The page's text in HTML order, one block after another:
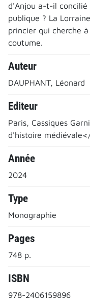
d'Anjou a-t-il concilié
publique ? La
princier qui cherche
coutume.
Auteur
DAUPHANT, Léonard
Editeur
Paris, Cassiques
d'histoire
Année
2024
Type
Monographie
Pages
748 p.
ISBN
978-2406159896